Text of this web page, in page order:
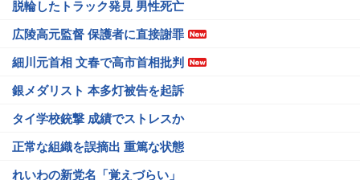
脱輪したトラック発見 男性死亡
広陵高元監督 保護者に直接謝罪
細川元首相 文春で高市首相批判
銀メダリスト 本多灯被告を起訴
タイ学校銃撃 成績でストレスか
正常な組織を誤摘出 重篤な状態
れいわの新党名「覚えづらい」